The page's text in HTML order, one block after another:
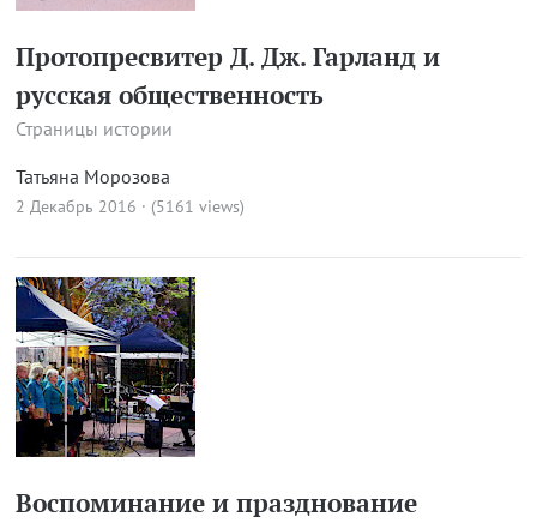
Протопресвитер Д. Дж. Гарланд и
русская общественность
Страницы истории
Татьяна Морозова
2 Декабрь 2016 · (5161 views)
Воспоминание и празднование